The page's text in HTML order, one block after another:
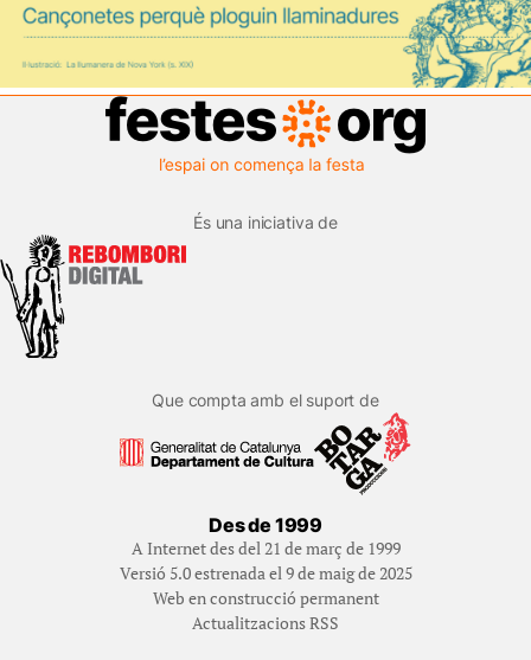
És una iniciativa de
Que compta amb el suport de
Des de 1999
A Internet des del 21 de març de 1999
Versió 5.0 estrenada el 9 de maig de 2025
Web en construcció permanent
Actualitzacions RSS